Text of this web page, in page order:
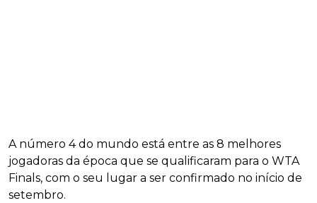
A número 4 do mundo está entre as 8 melhores
jogadoras da época que se qualificaram para o WTA
Finals, com o seu lugar a ser confirmado no início de
setembro.